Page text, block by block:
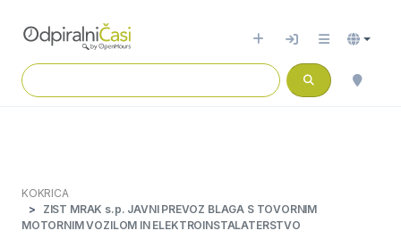
KOKRICA
ZIST MRAK s.p. JAVNI PREVOZ BLAGA S TOVORNIM
MOTORNIM VOZILOM IN ELEKTROINSTALATERSTVO